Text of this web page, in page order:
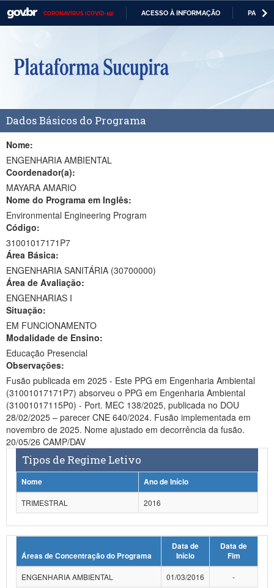
CORONAVÍRUS (COVID-19) ACESSO À INFORMAÇÃO
Casa Civil
Ministério da Defesa
Ministério da Economia
Ministério da Infraestrutura
Ministério da Educação
Ministério da Cidadania
Ministério da Saúde
Ministério de Minas e Energia
Ministério da Ciência, Tecnologia, Inovações e Comunicações
Ministério do Meio Ambiente
Ministério do Turismo
Ministério do Desenvolvimento Regional
Controladoria-Geral da União
Ministério da Mulher, da Família e dos Direitos Humanos
Secretaria de Governo
Gabinete de Segurança Institucional
Banco Central do Brasil
Planalto
Dados Básicos do Programa
Nome:
ENGENHARIA AMBIENTAL
Coordenador(a):
MAYARA AMARIO
Nome do Programa em Inglês:
Environmental Engineering Program
Código:
31001017171P7
Área Básica:
ENGENHARIA SANITÁRIA (30700000)
Área de Avaliação:
ENGENHARIAS I
Situação:
EM FUNCIONAMENTO
Modalidade de Ensino:
Educação Presencial
Observações:
Fusão publicada em 2025 - Este PPG em Engenharia Ambiental
(31001017171P7) absorveu o PPG em Engenharia Ambiental
(31001017115P0) - Port. MEC 138/2025, publicada no DOU
28/02/2025 – parecer CNE 640/2024. Fusão implementada em
novembro de 2025. Nome ajustado em decorrência da fusão.
20/05/26 CAMP/DAV
Tipos de Regime Letivo
Nome
Ano de Início
TRIMESTRAL
2016
Áreas de Concentração do Programa
Data de
Início
Data de
Fim
ENGENHARIA AMBIENTAL
01/03/2016 -